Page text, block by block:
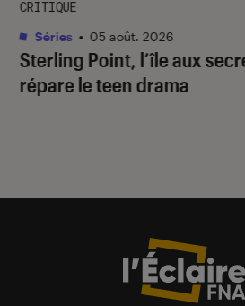
Sterling Point, l’île aux
répare le teen drama
CRITIQUE
Séries • 05 août. 2026